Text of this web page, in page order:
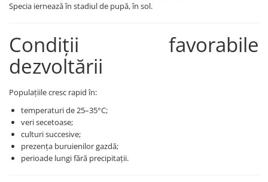
Fertilizanți foliari
Erbicide
Fungicide
Insecticide
CONIFERE
Erbicide
Fertilizanți foliari
CONOPIDĂ
Fungicide
Tratament semințe
Insecticide
Biostimulatori
Fertilizanți foliari
Tratament semințe
Biostimulatori
Fertilizanți foliari
Dezinfectant sol
GULII
Specia iernează în stadiul de pupă, în sol.
Condiții favorabile
dezvoltării
Populațiile cresc rapid în:
temperaturi de 25–35°C;
veri secetoase;
culturi succesive;
prezența buruienilor gazdă;
perioade lungi fără precipitații.